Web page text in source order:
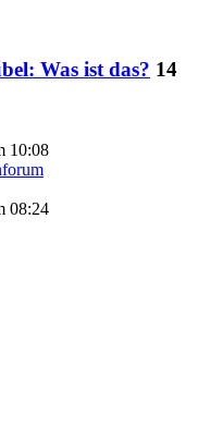
Was ist das? 14
10:08
08:24